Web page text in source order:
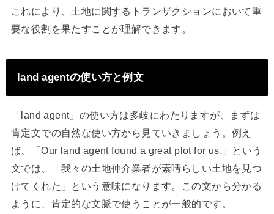
これにより、土地に関するトランザクションにおいて重
要な役割を果たすことが理解できます。
land agentの使い方と例文
「land agent」の使い方は多岐にわたりますが、まずは
肯定文での自然な使い方から見ていきましょう。例え
ば、「Our land agent found a great plot for us.」という
文では、「我々の土地仲介業者が素晴らしい土地を見つ
けてくれた」という意味になります。この文から分かる
ように、肯定的な文脈で使うことが一般的です。